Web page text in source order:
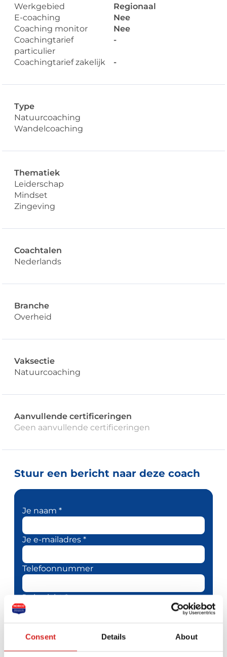
Consent Details About
Werkgebied
Regionaal
E-coaching
Nee
Coaching monitor
Nee
Coachingtarief
particulier
-
Coachingtarief zakelijk -
Type
Natuurcoaching
Wandelcoaching
Thematiek
Leiderschap
Mindset
Zingeving
Coachtalen
Nederlands
Branche
Overheid
Vaksectie
Natuurcoaching
Aanvullende certificeringen
Geen aanvullende certificeringen
Stuur een bericht naar deze coach
Je naam *
Je e-mailadres *
Telefoonnummer
Je bericht *